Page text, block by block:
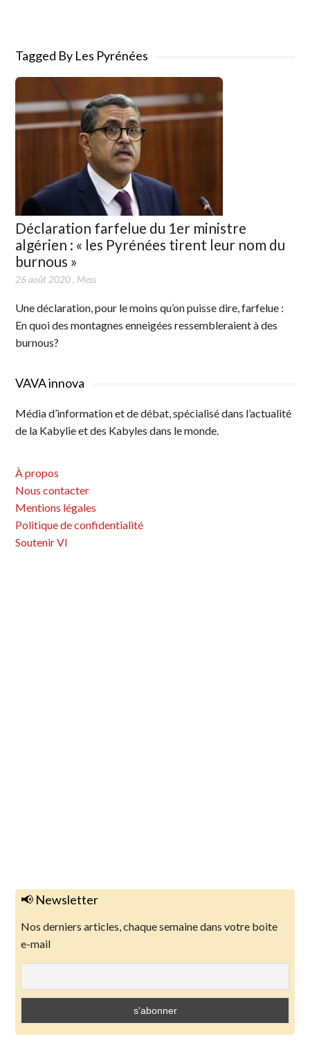
Tagged By Les Pyrénées
Déclaration farfelue du 1er ministre
algérien : « les Pyrénées tirent leur nom du
burnous »
26 août 2020, Mess
Une déclaration, pour le moins qu’on puisse dire, farfelue :
En quoi des montagnes enneigées ressembleraient à des
burnous?
VAVA innova
Média d’information et de débat, spécialisé dans l’actualité
de la Kabylie et des Kabyles dans le monde.
À propos
Nous contacter
Mentions légales
Politique de confidentialité
Soutenir VI
📢 Newsletter
Nos derniers articles, chaque semaine dans votre boite
e-mail